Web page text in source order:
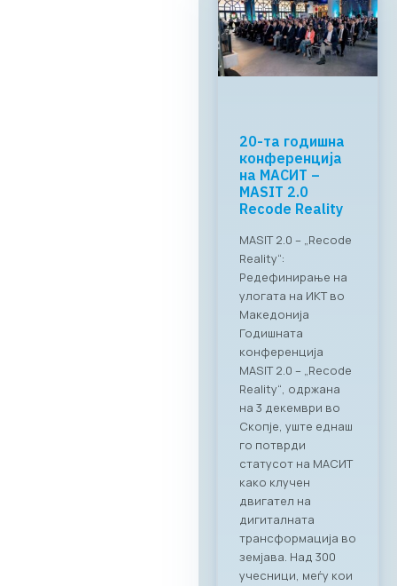
МАСИТ и
RAGUSA Group:
„CONNECT &
TASTE“
реализиран
„CONNECT & TASTE“:
Нови стандарди за
деловно
вмрежување на ИКТ
секторот Во
прекрасниот
амбиент на
ресторанот PARK by
RAGUSA,
Стопанската
комора за ИКТ –
МАСИТ, заедно со
својот патрон
партнер RAGUSA
GROUP, го
реализираа првиот
деловен бранч под
името „CONNECT &